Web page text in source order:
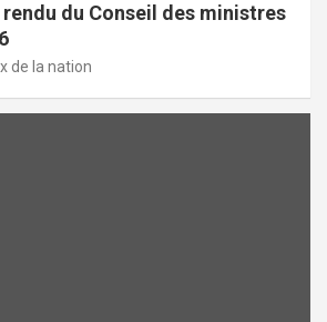
du Conseil des ministres
de la nation